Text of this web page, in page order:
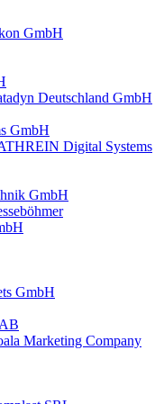
GmbH
Deutschland GmbH
GmbH
Digital Systems
GmbH
GmbH
Marketing Company